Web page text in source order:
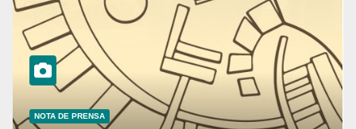
NOTA DE PRENSA